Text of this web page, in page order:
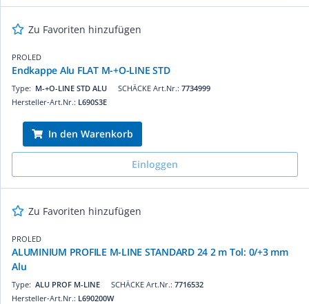
Zu Favoriten hinzufügen
PROLED
Endkappe Alu FLAT M-+O-LINE STD
SCHÄCKE Art.Nr.: 7734999
Type: M-+O-LINE STD ALU
Hersteller-Art.Nr.: L690S3E
In den Warenkorb
Einloggen
Zu Favoriten hinzufügen
PROLED
ALUMINIUM PROFILE M-LINE STANDARD 24 2 m Tol: 0/+3 mm
Alu
SCHÄCKE Art.Nr.: 7716532
Type: ALU PROF M-LINE
Hersteller-Art.Nr.: L690200W